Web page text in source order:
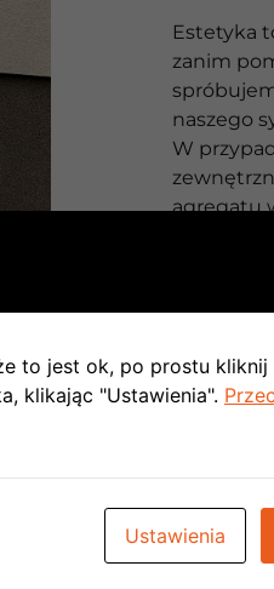
Estetyka
zanim
naszego
W
agregatu
jednoski
Tańszą
jednostkę
to jest ok, po prostu
klikając "Ustawienia".
Ustawienia